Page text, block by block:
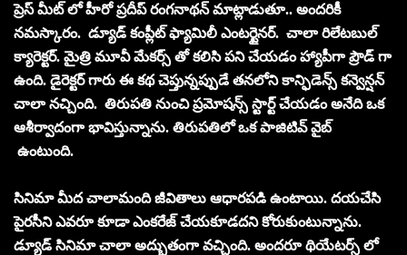
ప్రెస్ మీట్ లో హీరో ప్రదీప్ రంగనాథన్ మాట్లాడుతూ.. అందరికీ
నమస్కారం. డ్యూడ్‌ కంప్లీట్ ఫ్యామిలీ ఎంటర్టైనర్. చాలా రిలేటబుల్
క్యారెక్టర్. మైత్రి మూవీ మేకర్స్ తో కలిసి పని చేయడం హ్యాపీగా ప్రౌడ్ గా
ఉంది. డైరెక్టర్ గారు ఈ కథ చెప్తున్నప్పుడే తనలోని కాన్ఫిడెన్స్ కన్వెన్షన్
చాలా నచ్చింది. తిరుపతి నుంచి ప్రమోషన్స్ స్టార్ట్ చేయడం అనేది ఒక
ఆశీర్వాదంగా భావిస్తున్నాను. తిరుపతిలో ఒక పాజిటివ్ వైబ్
ఉంటుంది.
సినిమా మీద చాలామంది జీవితాలు ఆధారపడి ఉంటాయి. దయచేసి
పైరసీని ఎవరూ కూడా ఎంకరేజ్ చేయకూడదని కోరుకుంటున్నాను.
డ్యూడ్ సినిమా చాలా అద్భుతంగా వచ్చింది. అందరూ థియేటర్స్ లో